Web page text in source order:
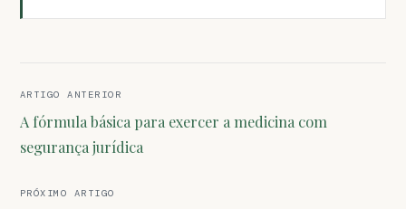
Navegação
de
Post
ARTIGO ANTERIOR
A fórmula básica para exercer a medicina com
segurança jurídica
PRÓXIMO ARTIGO